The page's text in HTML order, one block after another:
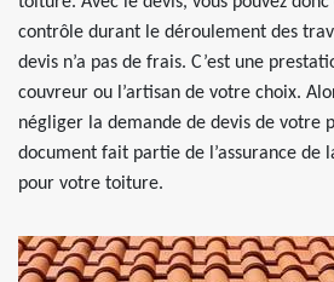
contrôle durant le déroulement des
devis n’a pas de frais. C’est une
couvreur ou l’artisan de votre choix.
négliger la demande de devis de votre
document fait partie de l’assurance de
pour votre toiture.